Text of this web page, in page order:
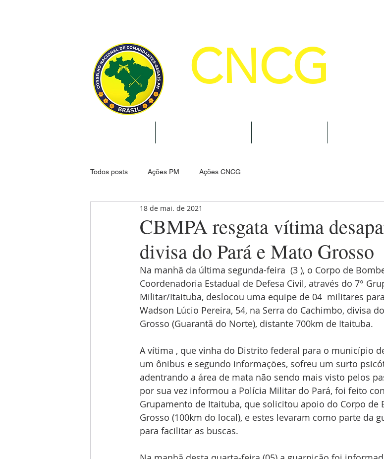
CNCG
Todos posts Ações PM Ações CNCG
CBMPA resgata vítima
divisa do Pará e Mato Grosso
18 de mai. de 2021
Na manhã da última segunda-feira  (3 ), o Corpo de
Coordenadoria Estadual de Defesa Civil, através do 7°
Militar/Itaituba, deslocou uma equipe de 04  militares
Wadson Lúcio Pereira, 54, na Serra do Cachimbo, divisa
Grosso (Guarantã do Norte), distante 700km de Itaituba.
A vítima , que vinha do Distrito federal para o município
um ônibus e segundo informações, sofreu um surto
adentrando a área de mata não sendo mais visto pelos
por sua vez informou a Polícia Militar do Pará, foi feito
Grupamento de Itaituba, que solicitou apoio do Corpo
Grosso (100km do local), e estes levaram como parte da
para facilitar as buscas.